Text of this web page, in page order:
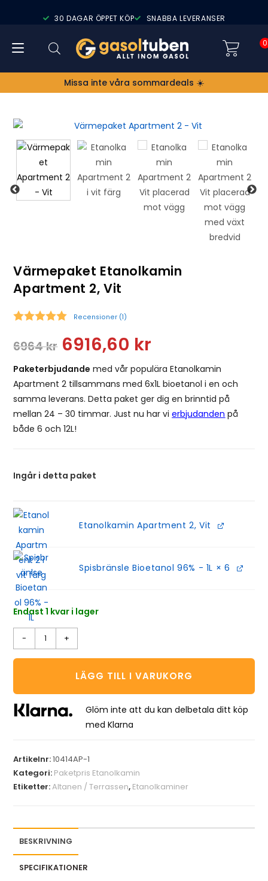
30 DAGAR ÖPPET KÖP SNABBA LEVERANSER
0
Missa inte våra sommardeals ☀️
Värmepaket Etanolkamin
Apartment 2, Vit
Recensioner (1)
6964kr 6916,60 kr
Paketerbjudande med vår populära Etanolkamin
Apartment 2 tillsammans med 6x1L bioetanol i en och
samma leverans. Detta paket ger dig en brinntid på
mellan 24 – 30 timmar. Just nu har vierbjudanden på
både 6 och 12L!
Ingår i detta paket
Etanolkamin Apartment 2, Vit
Spisbränsle Bioetanol 96% - 1L × 6
Endast 1 kvar i lager
- +
LÄGG TILL I VARUKORG
Glöm inte att du kan delbetala ditt köp
med Klarna
Artikelnr:10414AP-1
Kategori: Paketpris Etanolkamin
Etiketter:Altanen / Terrassen, Etanolkaminer
BESKRIVNING
SPECIFIKATIONER